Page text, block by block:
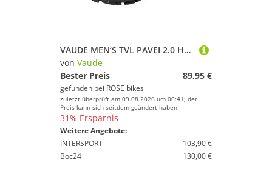
VAUDE MEN‘S TVL PAVEI 2.0 Herren Trekkingschuhe
von Vaude
Bester Preis
89,95 €
gefunden bei ROSE bikes
zuletzt überprüft am 09.08.2026 um 00:41; der
Preis kann sich seitdem geändert haben.
31% Ersparnis
Weitere Angebote:
INTERSPORT
103,90 €
Boc24
130,00 €